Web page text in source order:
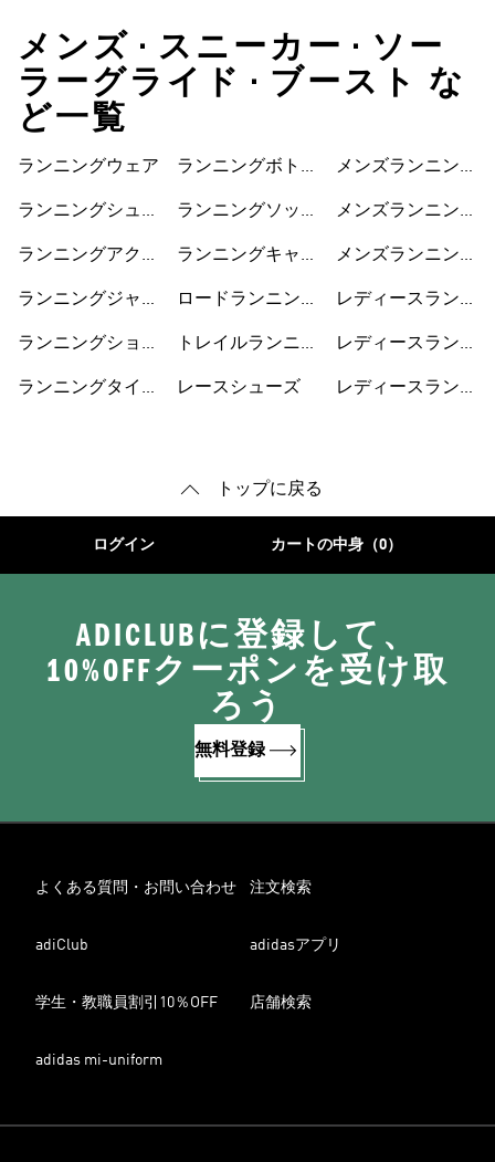
メンズ • スニーカー • ソー
ラーグライド • ブースト な
ど一覧
ランニングウェア
ランニングシュー
ランニングアクセ
ランニングジャケ
ランニングショー
ランニングタイ
ランニングボトム
ランニングソック
ランニングキャッ
ロードランニング
トレイルランニン
レースシューズ
メンズランニング
メンズランニング
メンズランニング
レディースランニ
レディースランニ
ツ
レディースランニ
トップに戻る
ログイン カートの中身（0）
ADICLUBに登録して、
10%OFFクーポンを受け取
ろう
無料登録
よくある質問・お問い合わせ 注文検索
adiClub adidasアプリ
学生・教職員割引10％OFF 店舗検索
adidas mi-uniform